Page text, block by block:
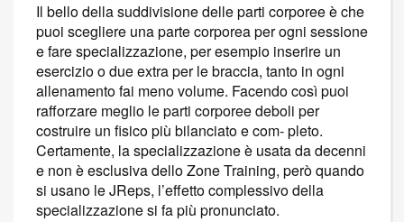
Il bello della suddivisione delle parti corporee è che
puoi scegliere una parte corporea per ogni sessione
e fare specializzazione, per esempio inserire un
esercizio o due extra per le braccia, tanto in ogni
allenamento fai meno volume. Facendo così puoi
rafforzare meglio le parti corporee deboli per
costruire un fisico più bilanciato e com- pleto.
Certamente, la specializzazione è usata da decenni
e non è esclusiva dello Zone Training, però quando
si usano le JReps, l’effetto complessivo della
specializzazione si fa più pronunciato.